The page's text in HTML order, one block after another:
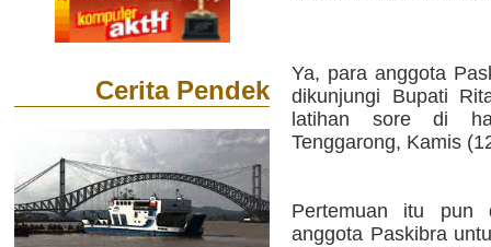
Cerita Pendek
Ya, para anggota
dikunjungi Bupati
latihan sore di
Tenggarong, Kamis
Pertemuan itu pun
anggota Paskibra